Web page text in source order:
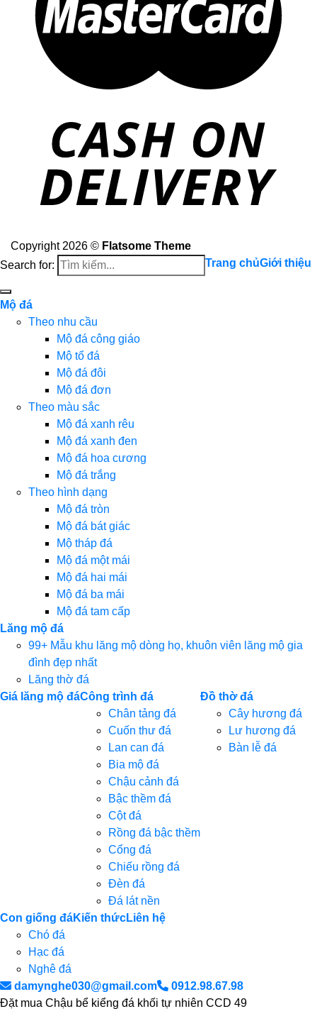
Copyright 2026 © Flatsome Theme
Search for:
Trang chủGiới thiệu
Mộ đá
Theo nhu cầu
Mộ đá công giáo
Mộ tổ đá
Mộ đá đôi
Mộ đá đơn
Theo màu sắc
Mộ đá xanh rêu
Mộ đá xanh đen
Mộ đá hoa cương
Mộ đá trắng
Theo hình dạng
Mộ đá tròn
Mộ đá bát giác
Mộ tháp đá
Mộ đá một mái
Mộ đá hai mái
Mộ đá ba mái
Mộ đá tam cấp
Lăng mộ đá
99+ Mẫu khu lăng mộ dòng họ, khuôn viên lăng mộ gia
đình đẹp nhất
Lăng thờ đá
Giá lăng mộ đáCông trình đá
Chân tảng đá
Cuốn thư đá
Lan can đá
Bia mộ đá
Chậu cảnh đá
Bậc thềm đá
Cột đá
Rồng đá bậc thềm
Cổng đá
Chiếu rồng đá
Đèn đá
Đá lát nền
Đồ thờ đá
Cây hương đá
Lư hương đá
Bàn lễ đá
Con giống đá
Chó đá
Hạc đá
Nghê đá
Kiến thứcLiên hệ
damynghe030@gmail.com
0912.98.67.98
Đặt mua Chậu bể kiểng đá khối tự nhiên CCD 49